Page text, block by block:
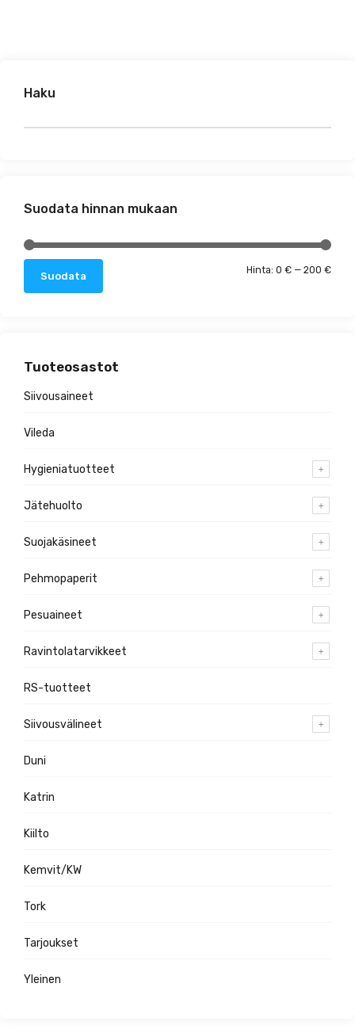
Haku
Suodata hinnan mukaan
Suodata Hinta: 0 € — 200 €
Tuoteosastot
Siivousaineet
Vileda
Hygieniatuotteet
Jätehuolto
Suojakäsineet
Pehmopaperit
Pesuaineet
Ravintolatarvikkeet
RS-tuotteet
Siivousvälineet
Duni
Katrin
Kiilto
Kemvit/KW
Tork
Tarjoukset
Yleinen